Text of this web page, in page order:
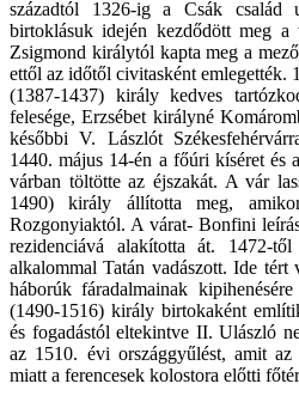
századtól 1326-ig a Csák család
birtoklásuk idején kezdődött meg a
Zsigmond királytól kapta meg a
ettől az időtől civitasként emlegették.
(1387-1437) király kedves
felesége, Erzsébet királyné
későbbi V. Lászlót
1440. május 14-én a főúri kíséret és
várban töltötte az éjszakát. A vár
1490) király állította meg,
Rozgonyiaktól. A várat- Bonfini
rezidenciává alakította át. 1472-
alkalommal Tatán vadászott. Ide
háborúk fáradalmainak
(1490-1516) király birtokaként
és fogadástól eltekintve II. Ulászló
az 1510. évi országgyűlést, amit az
miatt a ferencesek kolostora előtti